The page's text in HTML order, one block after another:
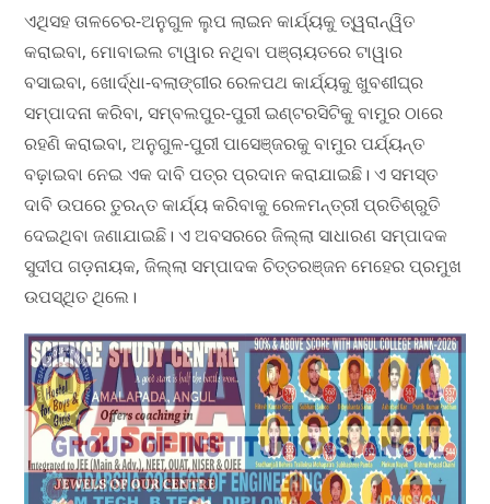
ଏଥିସହ ତାଳଚେର-ଅନୁଗୁଳ ଲୁପ ଲାଇନ କାର୍ଯ୍ୟକୁ ତ୍ୱରାନ୍ୱିତ
କରାଇବା, ମୋବାଇଲ ଟାୱାର ନଥିବା ପଞ୍ଚାୟତରେ ଟାୱାର
ବସାଇବା, ଖୋର୍ଦ୍ଧା-ବଲାଙ୍ଗୀର ରେଳପଥ କାର୍ଯ୍ୟକୁ ଖୁବଶୀଘ୍ର
ସମ୍ପାଦନା କରିବା, ସମ୍ବଲପୁର-ପୁରୀ ଇଣ୍ଟରସିଟିକୁ ବାମୁର ଠାରେ
ରହଣି କରାଇବା, ଅନୁଗୁଳ-ପୁରୀ ପାସେଞ୍ଜରକୁ ବାମୁର ପର୍ଯ୍ୟନ୍ତ
ବଢ଼ାଇବା ନେଇ ଏକ ଦାବି ପତ୍ର ପ୍ରଦାନ କରାଯାଇଛି। ଏ ସମସ୍ତ
ଦାବି ଉପରେ ତୁରନ୍ତ କାର୍ଯ୍ୟ କରିବାକୁ ରେଳମନ୍ତ୍ରୀ ପ୍ରତିଶ୍ରୁତି
ଦେଇଥିବା ଜଣାଯାଇଛି। ଏ ଅବସରରେ ଜିଲ୍ଲା ସାଧାରଣ ସମ୍ପାଦକ
ସୁଦୀପ ଗଡ଼ନାୟକ, ଜିଲ୍ଲା ସମ୍ପାଦକ ଚିତ୍ତରଞ୍ଜନ ମେହେର ପ୍ରମୁଖ
ଉପସ୍ଥିତ ଥିଲେ।